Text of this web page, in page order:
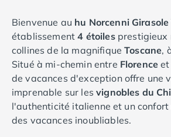
Camping Bretagne
Camping Côtes d'Armor
Camping Erquy
Camping Saint-Cast-le-Guildo
Camping Finistère
Camping Benodet
Camping Brest
Camping Carantec
Bienvenue au hu Norcenni
établissement 4 étoilesprestigieux
collines de la magnifiqueToscane,
Situé à mi-chemin entre Florenceet
de vacances d'exception offre une
imprenable sur lesvignobles du
l'authenticité italienne et un confort
des vacances inoubliables.